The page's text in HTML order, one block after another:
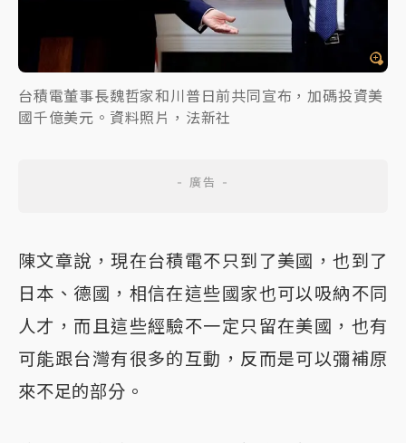
台積電董事長魏哲家和川普日前共同宣布，加碼投資美
國千億美元。資料照片，法新社
陳文章說，現在台積電不只到了美國，也到了
日本、德國，相信在這些國家也可以吸納不同
人才，而且這些經驗不一定只留在美國，也有
可能跟台灣有很多的互動，反而是可以彌補原
來不足的部分。